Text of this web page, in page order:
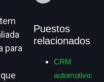
para
Puestos
relacionados
CRM
automotivo: